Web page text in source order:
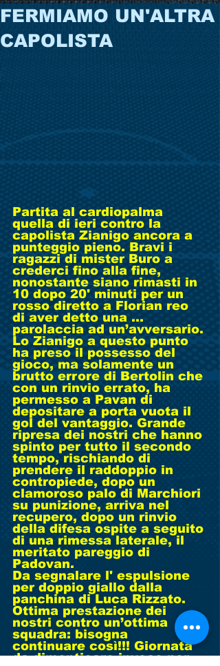
FERMIAMO UN'ALTRA
CAPOLISTA
Partita al cardiopalma
quella di ieri contro la
capolista Zianigo ancora a
punteggio pieno. Bravi i
ragazzi di mister Buro a
crederci fino alla fine,
nonostante siano rimasti in
10 dopo 20' minuti per un
rosso diretto a Florian reo
di aver detto una ...
parolaccia ad un’avversario.
Lo Zianigo a questo punto
ha preso il possesso del
gioco, ma solamente un
brutto errore di Bertolin che
con un rinvio errato, ha
permesso a Pavan di
depositare a porta vuota il
gol del vantaggio. Grande
ripresa dei nostri che hanno
spinto per tutto il secondo
tempo, rischiando di
prendere il raddoppio in
contropiede, dopo un
clamoroso palo di Marchiori
su punizione, arriva nel
recupero, dopo un rinvio
della difesa ospite a seguito
di una rimessa laterale, il
meritato pareggio di
Padovan.
Da segnalare l' espulsione
per doppio giallo dalla
panchina di Luca Rizzato.
Ottima prestazione dei
nostri contro un’ottima
squadra: bisogna
continuare così!!! Giornata
da dimenticare invece per